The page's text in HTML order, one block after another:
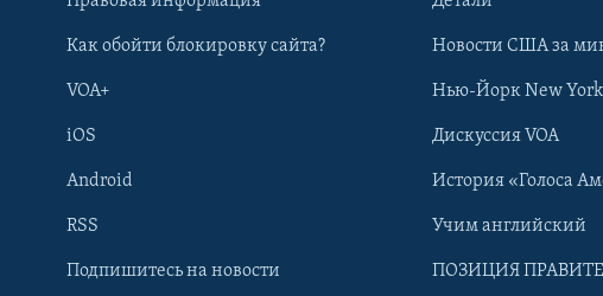
Learning English
Как обойти блокировку сайта?
VOA+
iOS
Android
RSS
Подпишитесь на новости
Новости США за
Нью-Йорк New York
Дискуссия VOA
История «Голоса
Учим английский
ПОЗИЦИЯ